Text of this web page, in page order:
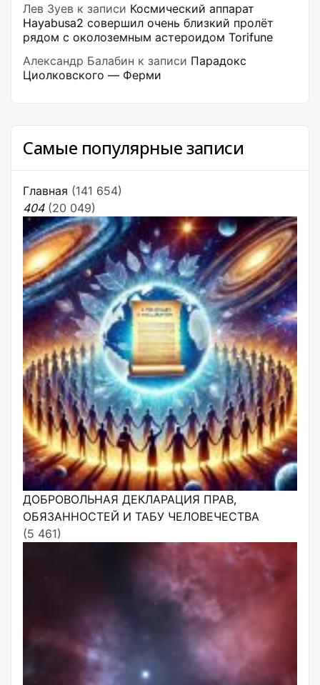
Лев Зуев к записи Космический аппарат
Hayabusa2 совершил очень близкий пролёт
рядом с околоземным астероидом Torifune
Александр Балабин к записи Парадокс
Циолковского — Ферми
Самые популярные записи
Главная (141 654)
404 (20 049)
ДОБРОВОЛЬНАЯ ДЕКЛАРАЦИЯ ПРАВ,
ОБЯЗАННОСТЕЙ И ТАБУ ЧЕЛОВЕЧЕСТВА
(5 461)